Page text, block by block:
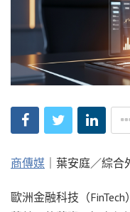
商傳媒 ｜葉安庭／綜
歐洲金融科技（